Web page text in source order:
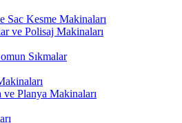
Sac Kesme Makinaları
ve Polisaj Makinaları
Sıkmalar
ve Planya Makinaları